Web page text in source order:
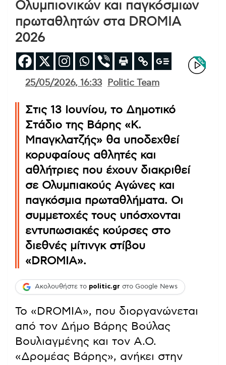
Ολυμπιονικών και παγκόσμιων
πρωταθλητών στα DROMIA
2026
25/05/2026, 16:33 Politic Team
Στις 13 Ιουνίου, το Δημοτικό
Στάδιο της Βάρης «Κ.
Μπαγκλατζής» θα υποδεχθεί
κορυφαίους αθλητές και
αθλήτριες που έχουν διακριθεί
σε Ολυμπιακούς Αγώνες και
παγκόσμια πρωταθλήματα. Οι
συμμετοχές τους υπόσχονται
εντυπωσιακές κούρσες στο
διεθνές μίτινγκ στίβου
«DROMIA».
Ακολουθήστε το politic.gr στο Google News
Το «DROMIA», που διοργανώνεται
από τον Δήμο Βάρης Βούλας
Βουλιαγμένης και τον Α.Ο.
«Δρομέας Βάρης», ανήκει στην